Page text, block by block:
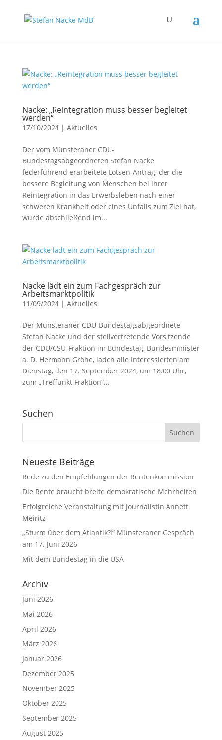
Nacke: „Reintegration muss besser begleitet
werden“
17/10/2024| Aktuelles
Der vom Münsteraner CDU-
Bundestagsabgeordneten Stefan Nacke
federführend erarbeitete Lotsen-Antrag, der die
bessere Begleitung von Menschen bei ihrer
Reintegration in das Erwerbsleben nach einer
schweren Krankheit oder eines Unfalls zum Ziel hat,
wurde abschließend im...
Nacke lädt ein zum Fachgespräch zur
Arbeitsmarktpolitik
11/09/2024| Aktuelles
Der Münsteraner CDU-Bundestagsabgeordnete
Stefan Nacke und der stellvertretende Vorsitzende
der CDU/CSU-Fraktion im Bundestag, Bundesminister
a. D. Hermann Gröhe, laden alle Interessierten am
Dienstag, den 17. September 2024, um 18:00 Uhr,
zum „Treffunkt Fraktion“...
Suchen
Neueste Beiträge
Rede zu den Empfehlungen der Rentenkommission
Die Rente braucht breite demokratische Mehrheiten
Erfolgreiche Veranstaltung mit Journalistin Annett
Meiritz
„Sturm über dem Atlantik?!“ Münsteraner Gespräch
am 17. Juni 2026
Mit dem Bundestag in die USA
Archiv
Juni 2026
Mai 2026
April 2026
März 2026
Januar 2026
Dezember 2025
November 2025
Oktober 2025
September 2025
August 2025